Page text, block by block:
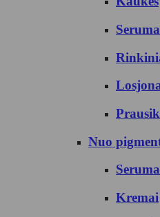
Nuo
Kremai